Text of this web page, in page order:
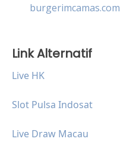
burgerimcamas.com
Link Alternatif
Live HK
Slot Pulsa Indosat
Live Draw Macau